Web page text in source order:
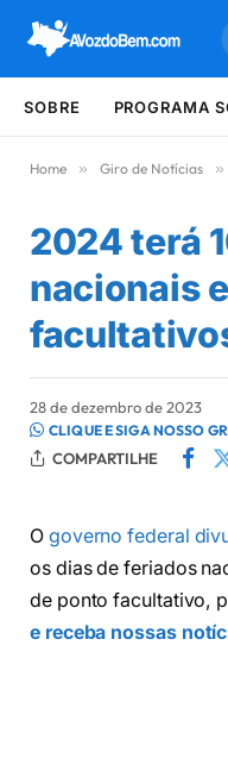
SOBRE PROGRAMA
Home » Giro de Notícias »
2024 terá
nacionais
28 de dezembro de 2023
CLIQUE E SIGA NOSSO
COMPARTILHE
O governo federal
os dias de feriados
de ponto facultativo,
e receba nossas